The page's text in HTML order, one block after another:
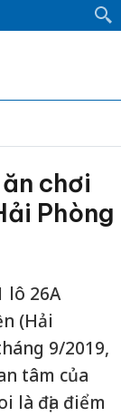
chơi
Phòng
lô 26A
(Hải
9/2019,
tâm của
là địa điểm